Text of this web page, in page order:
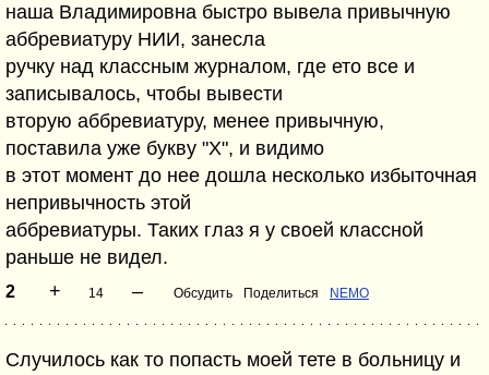
наша Владимировна быстро вывела привычную
аббревиатуру НИИ, занесла
ручку над классным журналом, где ето все и
записывалось, чтобы вывести
вторую аббревиатуру, менее привычную,
поставила уже букву "Х", и видимо
в этот момент до нее дошла несколько избыточная
непривычность этой
аббревиатуры. Таких глаз я у своей классной
раньше не видел.
2 + 14 – Обсудить Поделиться NEMO
Случилось как то попасть моей тете в больницу и